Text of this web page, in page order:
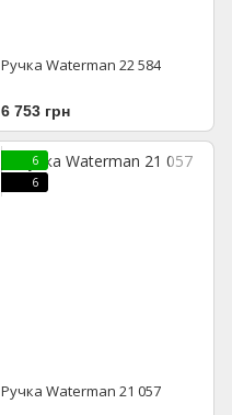
Ручка Waterman 22 584
6 753 грн
6
6
Ручка Waterman 21 057